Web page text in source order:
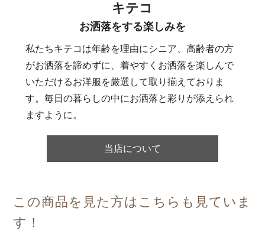
キテコ
お洒落をする楽しみを
私たちキテコは年齢を理由にシニア、高齢者の方
がお洒落を諦めずに、着やすくお洒落を楽しんで
いただけるお洋服を厳選して取り揃えておりま
す。毎日の暮らしの中にお洒落と彩りが添えられ
ますように。
当店について
この商品を見た方はこちらも見ていま
す！